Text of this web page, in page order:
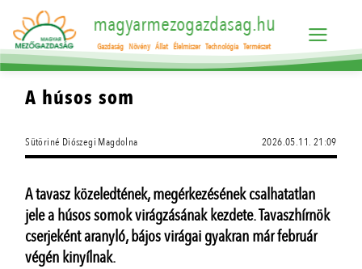
magyarmezogazdasag.hu
Gazdaság Növény Állat Élelmiszer Technológia Természet
A húsos som
Sütöriné Diószegi Magdolna 2026.05.11. 21:09
A tavasz közeledtének, megérkezésének csalhatatlan
jele a húsos somok virágzásának kezdete. Tavaszhírnök
cserjeként aranyló, bájos virágai gyakran már február
végén kinyílnak.